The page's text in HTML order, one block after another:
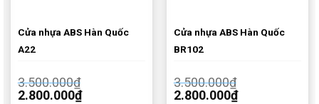
Cửa nhựa ABS Hàn Quốc
A22
3.500.000₫
2.800.000₫
Cửa nhựa ABS Hàn Quốc
BR102
3.500.000₫
2.800.000₫